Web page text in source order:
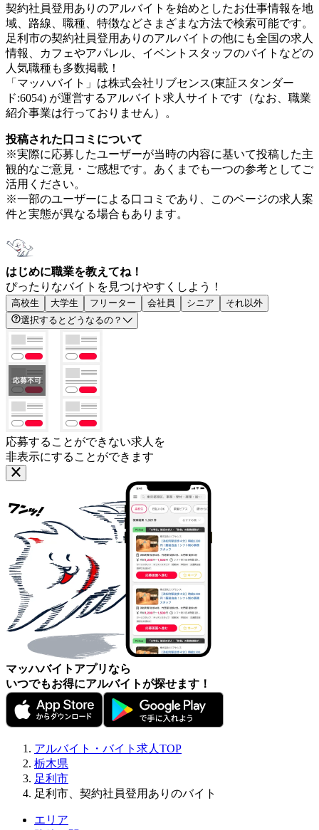
契約社員登用ありのアルバイトを始めとしたお仕事情報を地
域、路線、職種、特徴などさまざまな方法で検索可能です。
足利市の契約社員登用ありのアルバイトの他にも全国の求人
情報、カフェやアパレル、イベントスタッフのバイトなどの
人気職種も多数掲載！
「マッハバイト」は株式会社リブセンス(東証スタンダー
ド:6054) が運営するアルバイト求人サイトです（なお、職業
紹介事業は行っておりません）。
投稿された口コミについて
※実際に応募したユーザーが当時の内容に基いて投稿した主
観的なご意見・ご感想です。あくまでも一つの参考としてご
活用ください。
※一部のユーザーによる口コミであり、このページの求人案
件と実態が異なる場合もあります。
はじめに職業を教えてね！
ぴったりなバイトを見つけやすくしよう！
高校生 大学生 フリーター 会社員 シニア
それ以外
選択するとどうなるの？
応募することができない求人を
非表示にすることができます
マッハバイトアプリなら
いつでもお得にアルバイトが探せます！
アルバイト・バイト求人TOP
栃木県
足利市
足利市、契約社員登用ありのバイト
エリア